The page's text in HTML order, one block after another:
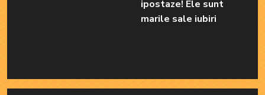
ipostaze! Ele sunt
marile sale iubiri